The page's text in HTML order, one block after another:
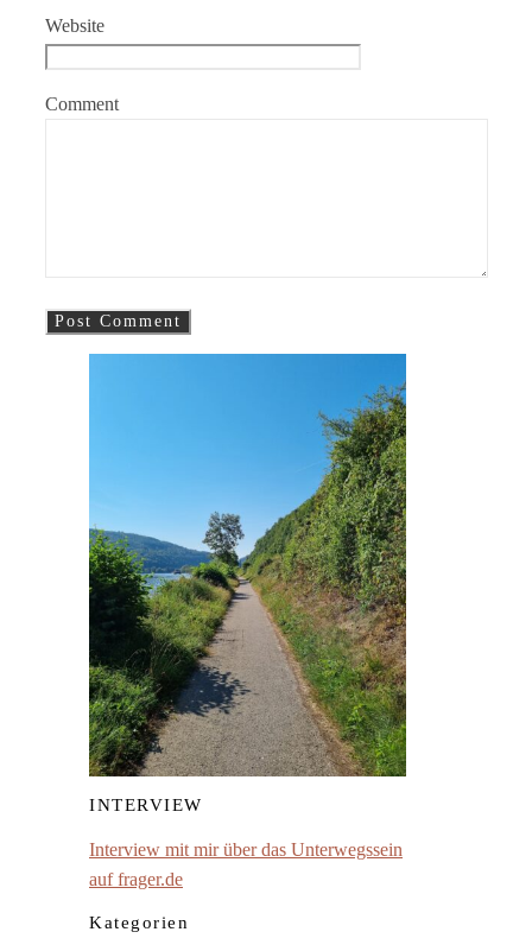
Website
Comment
INTERVIEW
Interview mit mir über das Unterwegssein
auf frager.de
Kategorien